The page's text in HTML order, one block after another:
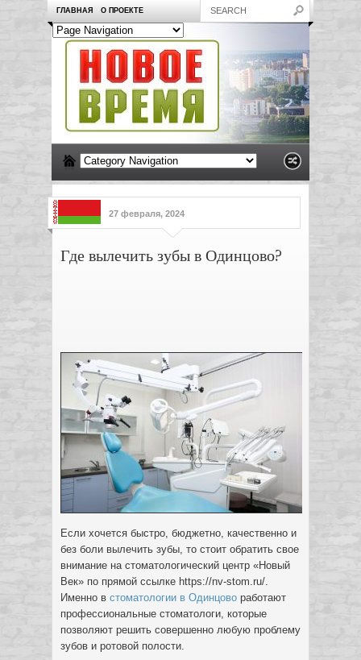
ГЛАВНАЯ О ПРОЕКТЕ
27 февраля, 2024
Где вылечить зубы в Одинцово?
Если хочется быстро, бюджетно, качественно и
без боли вылечить зубы, то стоит обратить свое
внимание на стоматологический центр «Новый
Век» по прямой ссылке https://nv-stom.ru/.
Именно в стоматологии в Одинцово работают
профессиональные стоматологи, которые
позволяют решить совершенно любую проблему
зубов и ротовой полости.